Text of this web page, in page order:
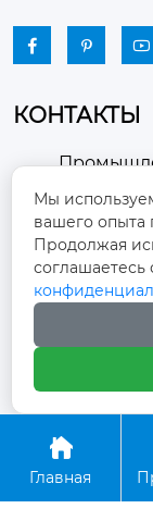
  
КОНТАКТЫ

район
Шаньдун
 winston-
+86-
 +86
Copyright ©ООО

Главная
Мы
вашего опыта
Продолжая
соглашаетесь